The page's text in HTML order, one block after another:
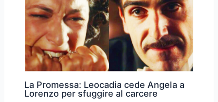
La Promessa: Leocadia cede Angela a
Lorenzo per sfuggire al carcere